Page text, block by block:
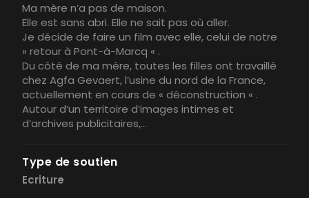
Ma mère n’a pas de maison.
Elle est sans abri. Elle ne sait pas où aller.
Je décide de faire un film avec elle, celui de notre
« retour à Pont-à-Marcq « .
Du côté de ma mère, toutes les filles ont travaillé
chez Agfa Gevaert, l’usine du nord de la France,
actuellement en cours de « déconstruction « .
Autour d’un territoire d’images intimes et
d’archives publicitaires,...
Type de soutien
Ecriture